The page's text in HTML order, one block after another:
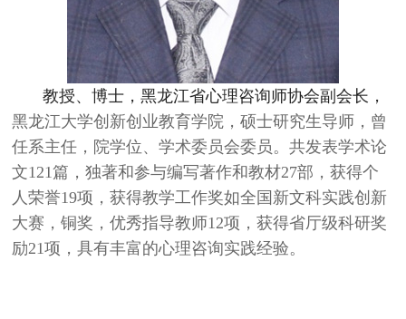
教授、博士，黑龙江省心理咨询师协会副会长，
黑龙江大学创新创业教育学院，硕士研究生导师，曾
任系主任，院学位、学术委员会委员。共发表学术论
文121篇，独著和参与编写著作和教材27部，获得个
人荣誉19项，获得教学工作奖如全国新文科实践创新
大赛，铜奖，优秀指导教师12项，获得省厅级科研奖
励21项，具有丰富的心理咨询实践经验。